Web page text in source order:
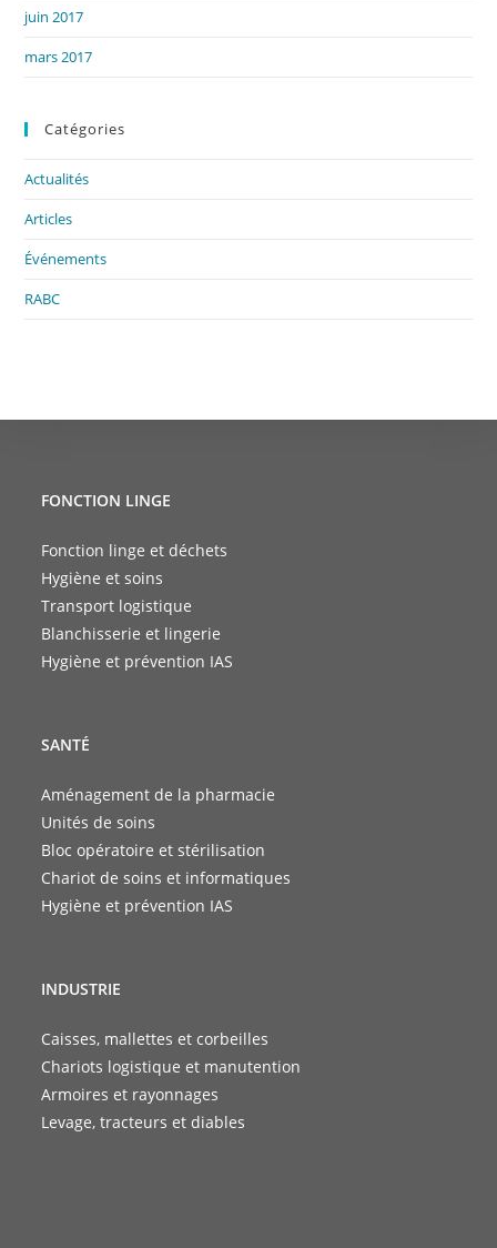
juin 2017
mars 2017
Catégories
Actualités
Articles
Événements
RABC
FONCTION LINGE
Fonction linge et déchets
Hygiène et soins
Transport logistique
Blanchisserie et lingerie
Hygiène et prévention IAS
SANTÉ
Aménagement de la pharmacie
Unités de soins
Bloc opératoire et stérilisation
Chariot de soins et informatiques
Hygiène et prévention IAS
INDUSTRIE
Caisses, mallettes et corbeilles
Chariots logistique et manutention
Armoires et rayonnages
Levage, tracteurs et diables